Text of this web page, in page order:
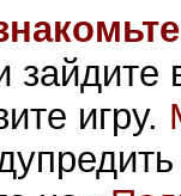
зайдите
игру.